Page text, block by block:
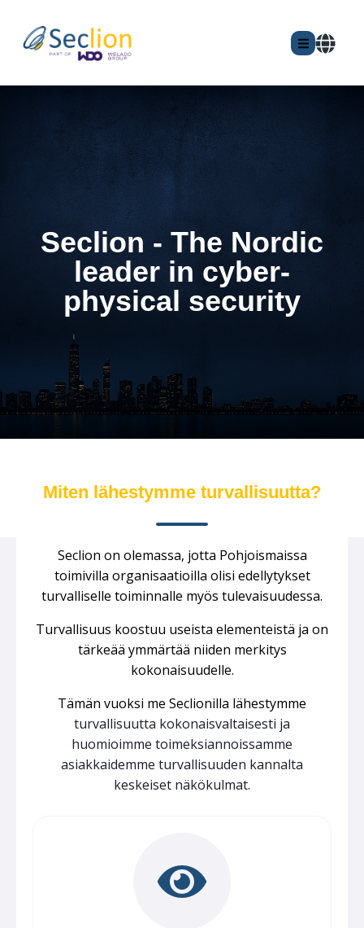
Seclion - The Nordic
leader in cyber-
physical security
Miten lähestymme turvallisuutta?
Seclion on olemassa, jotta Pohjoismaissa
toimivilla organisaatioilla olisi edellytykset
turvalliselle toiminnalle myös tulevaisuudessa.
Turvallisuus koostuu useista elementeistä ja on
tärkeää ymmärtää niiden merkitys
kokonaisuudelle.
Tämän vuoksi me Seclionilla lähestymme
turvallisuutta kokonaisvaltaisesti ja
huomioimme toimeksiannoissamme
asiakkaidemme turvallisuuden kannalta
keskeiset näkökulmat.